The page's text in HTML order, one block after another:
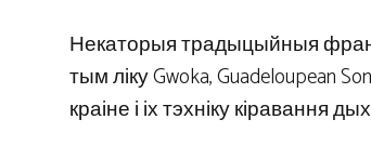
Некаторыя традыцыйныя
тым ліку Gwoka, Guadeloupean
краіне і іх тэхніку кіравання